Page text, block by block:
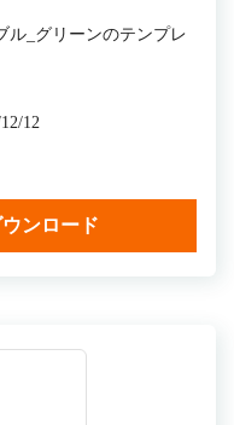
ル_グリーンのテンプレ
12
ンロード